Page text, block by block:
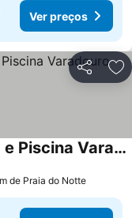
Ver preços
Partilhar
Sun Studio Vista Panorâmica e Piscina Varadouro
de Praia do Notte